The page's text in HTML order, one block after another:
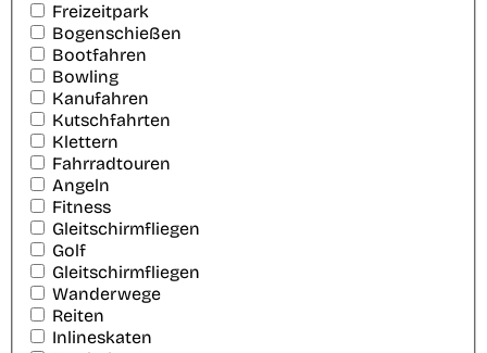
Freizeitpark
Bogenschießen
Bootfahren
Bowling
Kanufahren
Kutschfahrten
Klettern
Fahrradtouren
Angeln
Fitness
Gleitschirmfliegen
Golf
Gleitschirmfliegen
Wanderwege
Reiten
Inlineskaten